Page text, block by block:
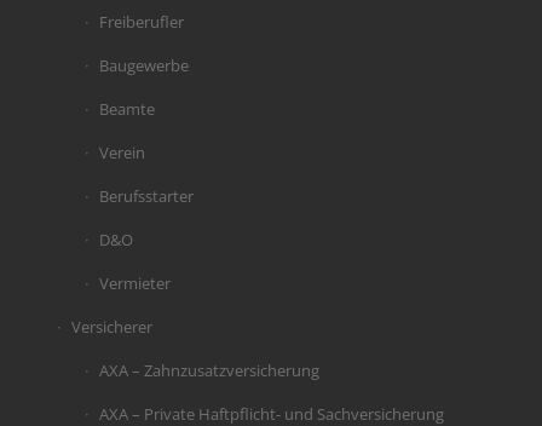
Freiberufler
Baugewerbe
Beamte
Verein
Berufsstarter
D&O
Vermieter
Versicherer
AXA – Zahnzusatzversicherung
AXA – Private Haftpflicht- und Sachversicherung